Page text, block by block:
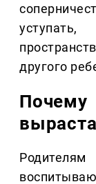
другого
Почему